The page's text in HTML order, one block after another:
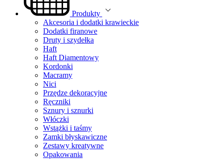
Produkty
Akcesoria i dodatki krawieckie
Dodatki firanowe
Druty i szydełka
Haft
Haft Diamentowy
Kordonki
Macramy
Nici
Przędze dekoracyjne
Ręczniki
Sznury i sznurki
Włóczki
Wstążki i taśmy
Zamki błyskawiczne
Zestawy kreatywne
Opakowania